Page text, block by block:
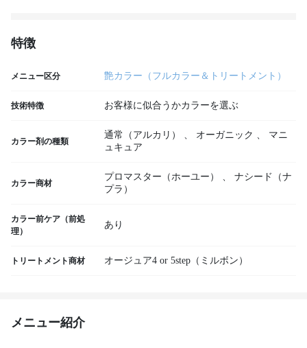
特徴
メニュー区分 艶カラー（フルカラー＆トリートメント）
技術特徴 お客様に似合うかカラーを選ぶ
カラー剤の種類
通常（アルカリ） 、 オーガニック 、
マニ
ュキュア
カラー商材
プロマスター（ホーユー） 、
ナシード（ナ
プラ）
カラー前ケア（前処
理）
あり
トリートメント商材 オージュア4 or 5step（ミルボン）
メニュー紹介